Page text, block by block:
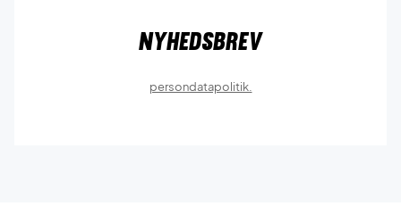
Nyhedsbrev
persondatapolitik.